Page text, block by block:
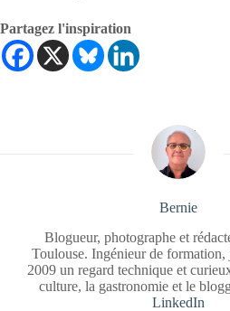
Partagez l'inspiration
Bernie
Blogueur, photographe et
Toulouse. Ingénieur de formation,
2009 un regard technique et
culture, la gastronomie et le
LinkedIn